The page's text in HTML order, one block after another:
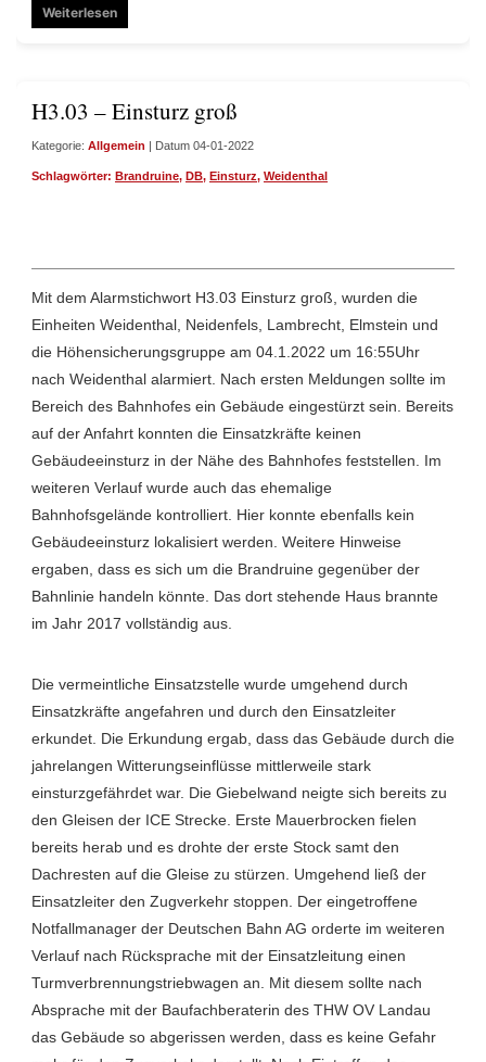
Weiterlesen
H3.03 – Einsturz groß
Kategorie: Allgemein | Datum 04-01-2022
Schlagwörter: Brandruine, DB, Einsturz, Weidenthal
Mit dem Alarmstichwort H3.03 Einsturz groß, wurden die
Einheiten Weidenthal, Neidenfels, Lambrecht, Elmstein und
die Höhensicherungsgruppe am 04.1.2022 um 16:55Uhr
nach Weidenthal alarmiert. Nach ersten Meldungen sollte im
Bereich des Bahnhofes ein Gebäude eingestürzt sein. Bereits
auf der Anfahrt konnten die Einsatzkräfte keinen
Gebäudeeinsturz in der Nähe des Bahnhofes feststellen. Im
weiteren Verlauf wurde auch das ehemalige
Bahnhofsgelände kontrolliert. Hier konnte ebenfalls kein
Gebäudeeinsturz lokalisiert werden. Weitere Hinweise
ergaben, dass es sich um die Brandruine gegenüber der
Bahnlinie handeln könnte. Das dort stehende Haus brannte
im Jahr 2017 vollständig aus.
Die vermeintliche Einsatzstelle wurde umgehend durch
Einsatzkräfte angefahren und durch den Einsatzleiter
erkundet. Die Erkundung ergab, dass das Gebäude durch die
jahrelangen Witterungseinflüsse mittlerweile stark
einsturzgefährdet war. Die Giebelwand neigte sich bereits zu
den Gleisen der ICE Strecke. Erste Mauerbrocken fielen
bereits herab und es drohte der erste Stock samt den
Dachresten auf die Gleise zu stürzen. Umgehend ließ der
Einsatzleiter den Zugverkehr stoppen. Der eingetroffene
Notfallmanager der Deutschen Bahn AG orderte im weiteren
Verlauf nach Rücksprache mit der Einsatzleitung einen
Turmverbrennungstriebwagen an. Mit diesem sollte nach
Absprache mit der Baufachberaterin des THW OV Landau
das Gebäude so abgerissen werden, dass es keine Gefahr